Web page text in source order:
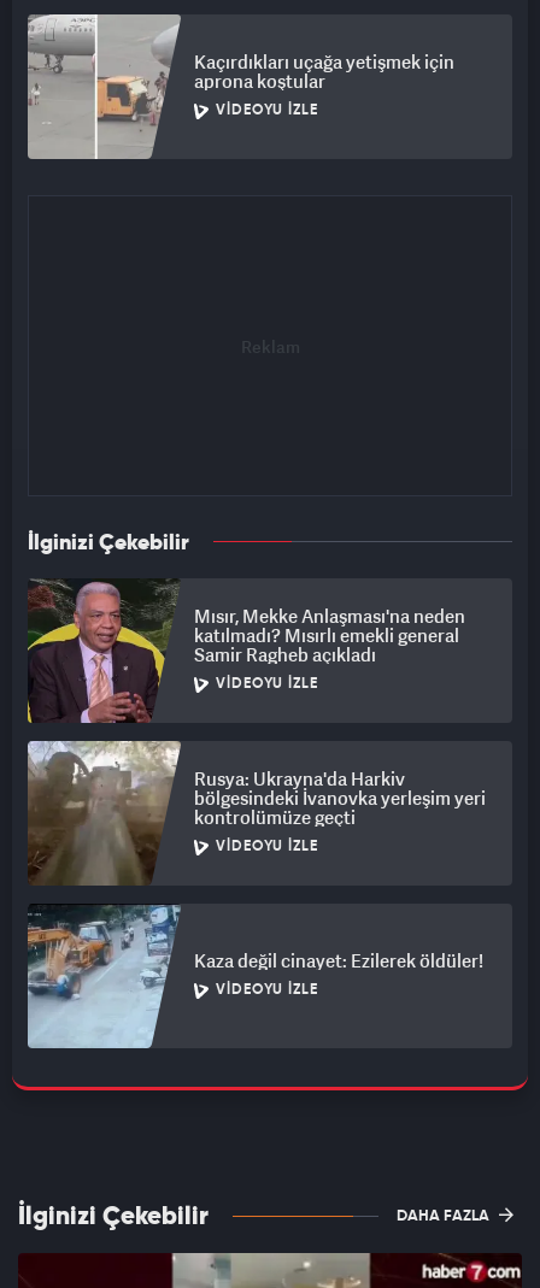
yiyecekleri, yaralarını saracak hastaneleri, ölülerini gömecek
toprakları ve ölüleri için ağlayacak gözyaşları bile yok. Hiçbir
şeyleri kalmadı." dedi.
Aubry ayrıca, Avrupalı liderlerin Gazze halkının hala sahip
olduğu "ahlak ve insanlıklarını kaybettiğini" ifade ederek, çok
Miranda Paz da konuşmasında, Kallas'ın Gazze'deki olup
dönmüş bir dünya. Soykırımdan bahsettiğimizde gözaltına
Avrupa büyük bir hata yapıyor ama bu soykırım sona erene
kadar mücadeleyi bırakmayacağım." diye konuştu.
Kaçırdıkları uçağa yetişmek için
aprona koştular
VIDEOYU İZLE
İlginizi Çekebilir
Mısır, Mekke Anlaşması'na neden
katılmadı? Mısırlı emekli general
Samir Ragheb açıkladı
VIDEOYU İZLE
Rusya: Ukrayna'da Harkiv
bölgesindeki İvanovka yerleşim yeri
kontrolümüze geçti
VIDEOYU İZLE
Kaza değil cinayet: Ezilerek öldüler!
VIDEOYU İZLE
İlginizi Çekebilir DAHA FAZLA